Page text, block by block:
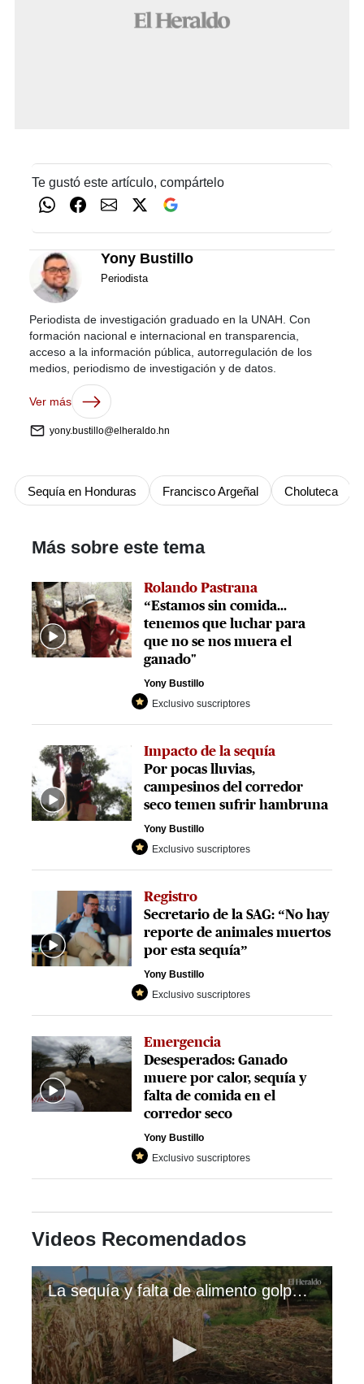
Te gustó este artículo, compártelo
Yony Bustillo
Periodista
Periodista de investigación graduado en la UNAH. Con
formación nacional e internacional en transparencia,
acceso a la información pública, autorregulación de los
medios, periodismo de investigación y de datos.
Ver más
yony.bustillo@elheraldo.hn
Sequía en Honduras Francisco Argeñal Choluteca
Más sobre este tema
Rolando Pastrana
“Estamos sin comida...
tenemos que luchar para
que no se nos muera el
ganado"
Yony Bustillo
Exclusivo suscriptores
Impacto de la sequía
Por pocas lluvias,
campesinos del corredor
seco temen sufrir hambruna
Yony Bustillo
Exclusivo suscriptores
Registro
Secretario de la SAG: “No hay
reporte de animales muertos
por esta sequía”
Yony Bustillo
Exclusivo suscriptores
Emergencia
Desesperados: Ganado
muere por calor, sequía y
falta de comida en el
corredor seco
Yony Bustillo
Exclusivo suscriptores
Videos Recomendados
La sequía y falta de alimento golpea el corredor seco